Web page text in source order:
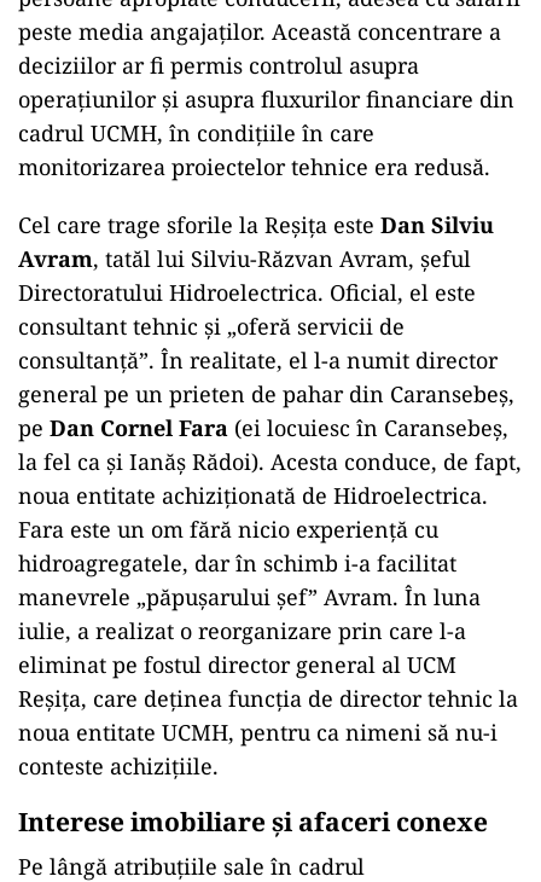
peste media angajaților. Această concentrare a
deciziilor ar fi permis controlul asupra
operațiunilor și asupra fluxurilor financiare din
cadrul UCMH, în condițiile în care
monitorizarea proiectelor tehnice era redusă.
Cel care trage sforile la Reșița este Dan Silviu
Avram, tatăl lui Silviu-Răzvan Avram, șeful
Directoratului Hidroelectrica. Oficial, el este
consultant tehnic și „oferă servicii de
consultanță”. În realitate, el l-a numit director
general pe un prieten de pahar din Caransebeș,
pe Dan Cornel Fara (ei locuiesc în Caransebeș,
la fel ca și Ianăș Rădoi). Acesta conduce, de fapt,
noua entitate achiziționată de Hidroelectrica.
Fara este un om fără nicio experiență cu
hidroagregatele, dar în schimb i-a facilitat
manevrele „păpușarului șef” Avram. În luna
iulie, a realizat o reorganizare prin care l-a
eliminat pe fostul director general al UCM
Reșița, care deținea funcția de director tehnic la
noua entitate UCMH, pentru ca nimeni să nu-i
conteste achizițiile.
Interese imobiliare și afaceri conexe
Pe lângă atribuțiile sale în cadrul